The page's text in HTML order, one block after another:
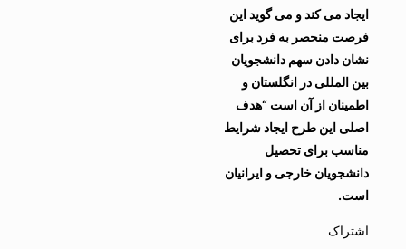
ایجاد می کند و می گوید این
فرصت منحصر به فرد برای
نشان دادن سهم دانشجویان
بین المللی در انگلستان و
اطمینان از آن است “هدف
اصلی این طرح ایجاد شرایط
مناسب برای تحصیل
دانشجویان خارجی و ایرانیان
است.
اشتراک